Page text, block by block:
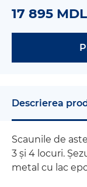
17 895 MDL
Descrierea
Scaunile de
3 și 4 locuri.
metal cu lac